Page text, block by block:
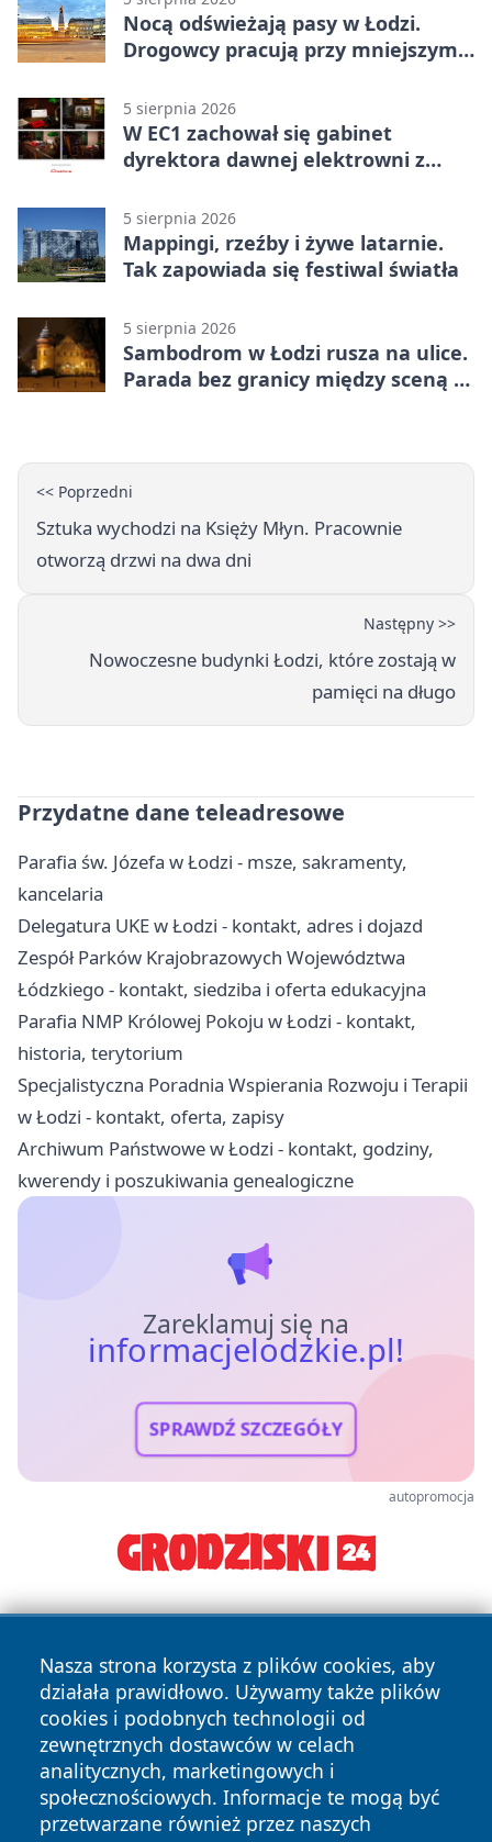
Nocą odświeżają pasy w Łodzi.
Drogowcy pracują przy mniejszym
5 sierpnia 2026
W EC1 zachował się gabinet
dyrektora dawnej elektrowni z
5 sierpnia 2026
Mappingi, rzeźby i żywe latarnie.
Tak zapowiada się festiwal światła
5 sierpnia 2026
Sambodrom w Łodzi rusza na ulice.
Parada bez granicy między sceną a
<< Poprzedni
Sztuka wychodzi na Księży Młyn. Pracownie
otworzą drzwi na dwa dni
Następny >>
Nowoczesne budynki Łodzi, które zostają w
pamięci na długo
Przydatne dane teleadresowe
Parafia św. Józefa w Łodzi - msze, sakramenty,
kancelaria
Delegatura UKE w Łodzi - kontakt, adres i dojazd
Zespół Parków Krajobrazowych Województwa
Łódzkiego - kontakt, siedziba i oferta edukacyjna
Parafia NMP Królowej Pokoju w Łodzi - kontakt,
historia, terytorium
Specjalistyczna Poradnia Wspierania Rozwoju i Terapii
w Łodzi - kontakt, oferta, zapisy
Archiwum Państwowe w Łodzi - kontakt, godziny,
kwerendy i poszukiwania genealogiczne
Zareklamuj się na
informacjelodzkie.pl!
SPRAWDŹ SZCZEGÓŁY
autopromocja
Nasza strona korzysta z plików cookies, aby
działała prawidłowo. Używamy także plików
cookies i podobnych technologii od
zewnętrznych dostawców w celach
analitycznych, marketingowych i
społecznościowych. Informacje te mogą być
przetwarzane również przez naszych
Copyright © 2026 informacjelodzkie.pl Wszystkie prawa
zastrzeżone.